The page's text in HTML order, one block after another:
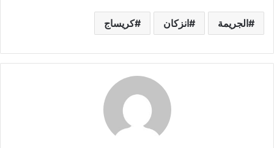
الجريمة انزكان كريساج